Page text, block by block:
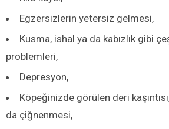
Egzersizlerin yetersiz gelmesi,
Kusma, ishal ya da kabızlık gibi
problemleri,
Depresyon,
Köpeğinizde görülen deri
da çiğnenmesi,